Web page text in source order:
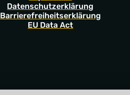
Datenschutzerklärung
Barrierefreiheitserklärung
EU Data Act